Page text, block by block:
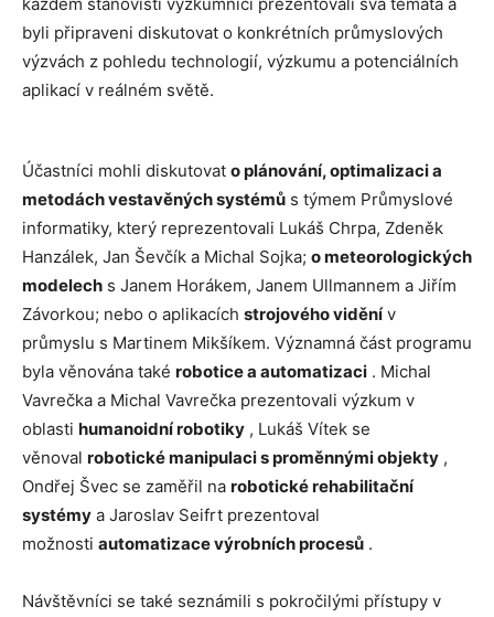
byli připraveni diskutovat o konkrétních průmyslových
výzvách z pohledu technologií, výzkumu a potenciálních
aplikací v reálném světě.
Účastníci mohli diskutovat o plánování, optimalizaci a
metodách vestavěných systémů s týmem Průmyslové
informatiky, který reprezentovali Lukáš Chrpa, Zdeněk
Hanzálek, Jan Ševčík a Michal Sojka; o meteorologických
modelech s Janem Horákem, Janem Ullmannem a Jiřím
Závorkou; nebo o aplikacích strojového viděnív
průmyslu s Martinem Mikšíkem. Významná část programu
byla věnována také robotice a automatizaci . Michal
Vavrečka a Michal Vavrečka prezentovali výzkum v
oblasti humanoidní robotiky , Lukáš Vítek se
věnoval robotické manipulaci s proměnnými objekty ,
Ondřej Švec se zaměřil na robotické rehabilitační
systémy a Jaroslav Seifrt prezentoval
možnosti automatizace výrobních procesů .
Návštěvníci se také seznámili s pokročilými přístupy v